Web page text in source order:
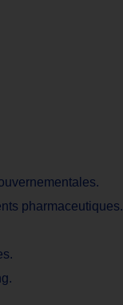
pharmaceutiques.